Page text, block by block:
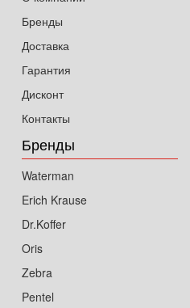
Бренды
Доставка
Гарантия
Дисконт
Контакты
Бренды
Waterman
Erich Krause
Dr.Koffer
Oris
Zebra
Pentel